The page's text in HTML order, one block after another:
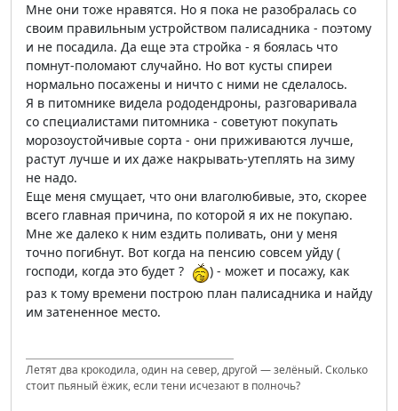
Мне они тоже нравятся. Но я пока не разобралась со
своим правильным устройством палисадника - поэтому
и не посадила. Да еще эта стройка - я боялась что
помнут-поломают случайно. Но вот кусты спиреи
нормально посажены и ничто с ними не сделалось.
Я в питомнике видела рододендроны, разговаривала
со специалистами питомника - советуют покупать
морозоустойчивые сорта - они приживаются лучше,
растут лучше и их даже накрывать-утеплять на зиму
не надо.
Еще меня смущает, что они влаголюбивые, это, скорее
всего главная причина, по которой я их не покупаю.
Мне же далеко к ним ездить поливать, они у меня
точно погибнут. Вот когда на пенсию совсем уйду (
господи, когда это будет ?
) - может и посажу, как
раз к тому времени построю план палисадника и найду
им затененное место.
Летят два крокодила, один на север, другой — зелёный. Сколько
стоит пьяный ёжик, если тени исчезают в полночь?